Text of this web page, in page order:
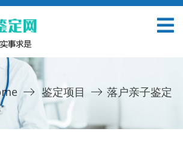
鉴定项目 落户亲子鉴定